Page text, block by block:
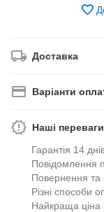
Доставка
Варіанти
Наші переваги
Гарантія 14
Повідомлення
Повернення та
Різні способи
Найкраща ціна